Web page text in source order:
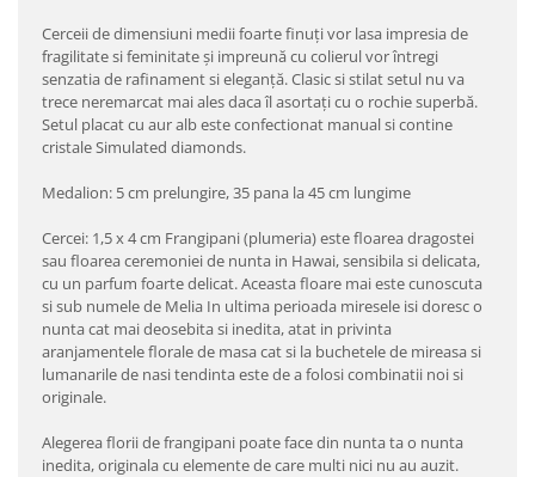
Cerceii de dimensiuni medii foarte finuți vor lasa impresia de
fragilitate si feminitate și impreună cu colierul vor întregi
senzatia de rafinament si eleganță. Clasic si stilat setul nu va
trece neremarcat mai ales daca îl asortați cu o rochie superbă.
Setul placat cu aur alb este confectionat manual si contine
cristale Simulated diamonds.
Medalion: 5 cm prelungire, 35 pana la 45 cm lungime
Cercei: 1,5 x 4 cm Frangipani (plumeria) este floarea dragostei
sau floarea ceremoniei de nunta in Hawai, sensibila si delicata,
cu un parfum foarte delicat. Aceasta floare mai este cunoscuta
si sub numele de Melia In ultima perioada miresele isi doresc o
nunta cat mai deosebita si inedita, atat in privinta
aranjamentele florale de masa cat si la buchetele de mireasa si
lumanarile de nasi tendinta este de a folosi combinatii noi si
originale.
Alegerea florii de frangipani poate face din nunta ta o nunta
inedita, originala cu elemente de care multi nici nu au auzit.